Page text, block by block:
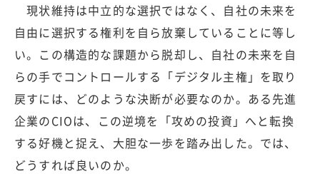
現状維持は中立的な選択ではなく、自社の未来を
自由に選択する権利を自ら放棄していることに等し
い。この構造的な課題から脱却し、自社の未来を自
らの手でコントロールする「デジタル主権」を取り
戻すには、どのような決断が必要なのか。ある先進
企業のCIOは、この逆境を「攻めの投資」へと転換
する好機と捉え、大胆な一歩を踏み出した。では、
どうすれば良いのか。